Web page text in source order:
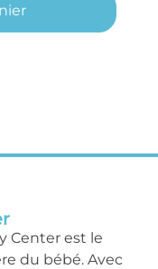
Center est le
du bébé. Avec